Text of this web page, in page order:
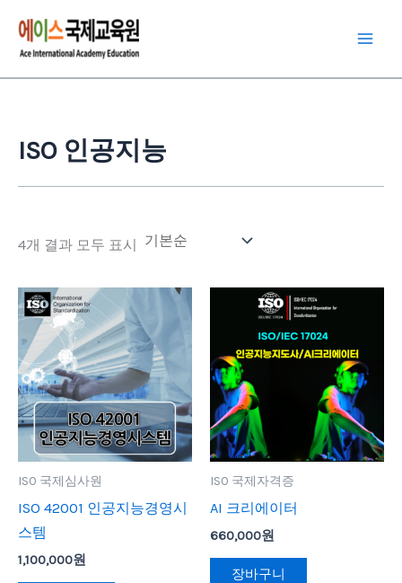
로
ISO 인공지능
4개 결과 모두 표시
ISO 국제심사원
ISO 42001 인공지능경영시
스템
1,100,000원
ISO 국제자격증
AI 크리에이터
660,000원
장바구니